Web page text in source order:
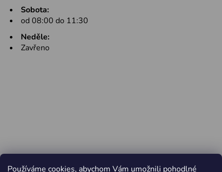
Používáme cookies, abychom Vám umožnili pohodlné
Sobota:
od 08:00 do 11:30
Neděle:
Zavřeno